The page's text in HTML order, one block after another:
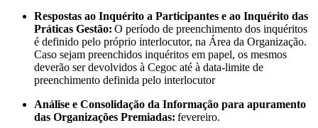
Respostas ao Inquérito a Participantes e ao Inquérito das
Práticas Gestão: O período de preenchimento dos inquéritos
é definido pelo próprio interlocutor, na Área da Organização.
Caso sejam preenchidos inquéritos em papel, os mesmos
deverão ser devolvidos à Cegoc até à data-limite de
preenchimento definida pelo interlocutor
Análise e Consolidação da Informação para apuramento
das Organizações Premiadas: fevereiro.